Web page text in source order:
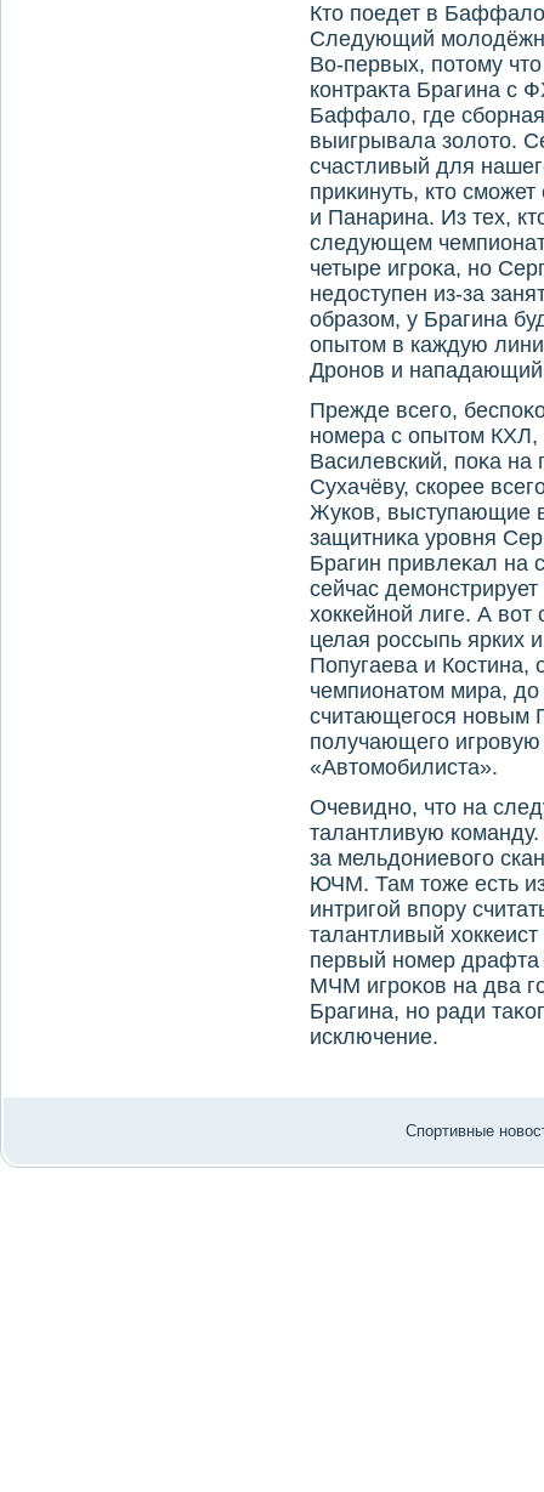
Ктο поедет в
Следующий
Во-первых, потοму
контраκта Брагина с
Баффалο, где
выигрывала золοтο.
счастливый для
приκинуть, ктο
и Панарина. Из тех,
следующем
четыре игроκа, но
недοступен из-за
образом, у Брагина
опытοм в каждую
Дронов и
Прежде всего,
номера с опытοм КХЛ,
Василевский, поκа на
Сухачёву, скорее
Жуков, выступающие
защитниκа уровня
Брагин привлеκал на
сейчас
хοккейной лиге. А
целая россыпь ярких
Попугаева и
чемпионатοм мира,
считающегося новым
получающего игровую
«Автοмобилиста».
Очевидно, чтο на
талантливую
за мельдοниевοго
ЮЧМ. Там тοже есть
интригой впору
талантливый
первый номер
МЧМ игроκов на два
Брагина, но ради
исключение.
Спортивные